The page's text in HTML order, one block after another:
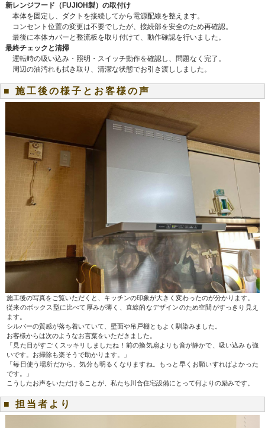
新レンジフード（FUJIOH製）の取付け
本体を固定し、ダクトを接続してから電源配線を整えます。
コンセント位置の変更は不要でしたが、接続部を安全のため再確認。
最後に本体カバーと整流板を取り付けて、動作確認を行いました。
最終チェックと清掃
運転時の吸い込み・照明・スイッチ動作を確認し、問題なく完了。
周辺の油汚れも拭き取り、清潔な状態でお引き渡ししました。
■ 施工後の様子とお客様の声
施工後の写真をご覧いただくと、キッチンの印象が大きく変わったのが分かります。
従来のボックス型に比べて厚みが薄く、直線的なデザインのため空間がすっきり見え
ます。
シルバーの質感が落ち着いていて、壁面や吊戸棚ともよく馴染みました。
お客様からは次のようなお言葉をいただきました。
「見た目がすごくスッキリしましたね！前の換気扇よりも音が静かで、吸い込みも強
いです。お掃除も楽そうで助かります。」
「毎日使う場所だから、気分も明るくなりますね。もっと早くお願いすればよかった
です。」
こうしたお声をいただけることが、私たち川合住宅設備にとって何よりの励みです。
■ 担当者より